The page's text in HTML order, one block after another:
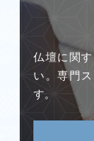
仏壇に関
い。専門
す。